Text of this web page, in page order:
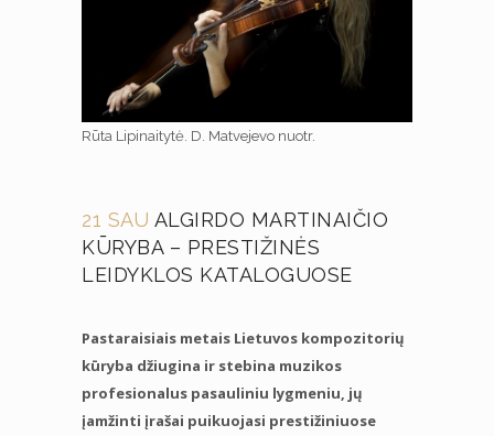
Rūta Lipinaitytė. D. Matvejevo nuotr.
21 SAU ALGIRDO MARTINAIČIO
KŪRYBA – PRESTIŽINĖS
LEIDYKLOS KATALOGUOSE
Pastaraisiais metais Lietuvos kompozitorių
kūryba džiugina ir stebina muzikos
profesionalus pasauliniu lygmeniu, jų
įamžinti įrašai puikuojasi prestižiniuose